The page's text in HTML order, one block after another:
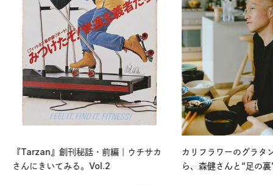
『Tarzan』創刊秘話・前編｜ウチサカ
さんにきいてみる。Vol.2
カリフラワーのグラタ
ら、森健さんと“足の